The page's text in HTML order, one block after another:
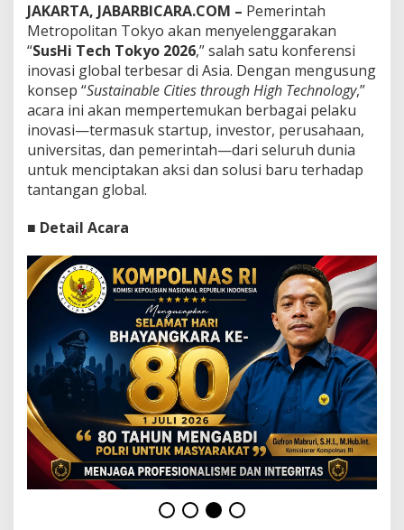
n
s
i
I
o
v
a
s
G
l
T
e
r
b
e
s
a
r
d
i
A
s
i
a
A
k
JAKARTA, JABARBICARA.COM – Pemerintah
Metropolitan Tokyo akan menyelenggarakan
“SusHi Tech Tokyo 2026,” salah satu konferensi
inovasi global terbesar di Asia. Dengan mengusung
konsep “Sustainable Cities through High Technology,”
acara ini akan mempertemukan berbagai pelaku
inovasi—termasuk startup, investor, perusahaan,
universitas, dan pemerintah—dari seluruh dunia
untuk menciptakan aksi dan solusi baru terhadap
tantangan global.
■ Detail Acara